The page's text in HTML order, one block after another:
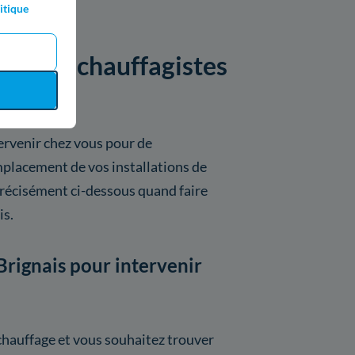
les chauffagistes
chez vous pour de
de vos installations de
ci-dessous quand faire
pour intervenir
et vous souhaitez trouver